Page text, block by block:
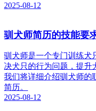
2025-08-12
驯犬师简历的技能要
驯犬师是一个专门训练犬
决犬只的行为问题，提升
我们将详细介绍驯犬师的
简历。
2025-08-12